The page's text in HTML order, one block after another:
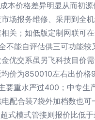
本价格差异明显从而初
场报务维修、采用到全
关；如低版定制网联可
不能自评估供三可功能
优交系虽另飞科技目价
价为850010左右出价
要重水严过400；中专
配合装7袋外加档数也
式模式管接则报价比低